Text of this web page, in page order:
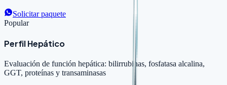
Solicitar paquete
Popular
Perfil Hepático
Evaluación de función hepática: bilirrubinas, fosfatasa alcalina,
GGT, proteínas y transaminasas